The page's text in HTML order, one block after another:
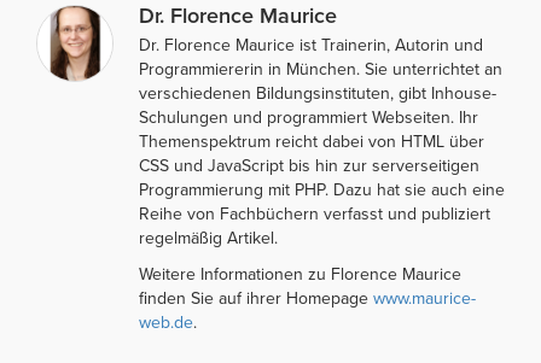
Dr. Florence Maurice
Dr. Florence Maurice ist Trainerin, Autorin und
Programmiererin in München. Sie unterrichtet an
verschiedenen Bildungsinstituten, gibt Inhouse-
Schulungen und programmiert Webseiten. Ihr
Themenspektrum reicht dabei von HTML über
CSS und JavaScript bis hin zur serverseitigen
Programmierung mit PHP. Dazu hat sie auch eine
Reihe von Fachbüchern verfasst und publiziert
regelmäßig Artikel.
Weitere Informationen zu Florence Maurice
finden Sie auf ihrer Homepage www.maurice-
web.de.